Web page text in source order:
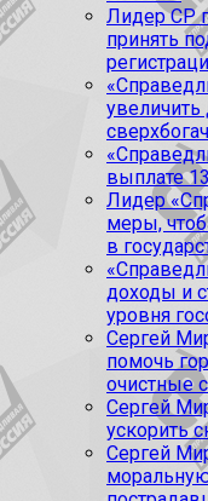
Лидер СР
принять
выплате
Лидер
меры,
в
доходы и
уровня
Сергей
помочь
очистные
Сергей
ускорить
Сергей